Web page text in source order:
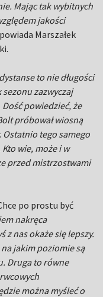
Mając tak wybitnych
jakości
Marszałek
to nie długości
zazwyczaj
powiedzieć, że
próbował wiosną
tego samego
wie, może i w
przed mistrzostwami
po prostu być
nakręca
z nas okaże się lepszy.
jakim poziomie są
Druga to równe
można myśleć o